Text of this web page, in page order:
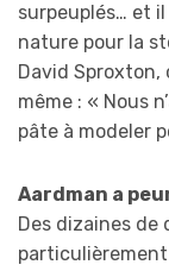
surpeuplés… et
nature pour la
David
même : « Nous
pâte à modeler
Aardman a
Des dizaines de
particulièrement